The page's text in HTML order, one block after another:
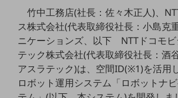
DXに関する課題を解決する
サービス・ソリューションをご紹介
カテゴリーで探す
カテゴリーで探すTOP
ネットワーク・モバイル
クラウド・データセンター
竹中工務店(社長：佐々木正人)、
ス株式会社(代表取締役社長：小島克
ニケーションズ、以下 NTTドコモビ
テック株式会社(代表取締役社長：酒
アスラテック)は、空間ID(※1)を活用
ロボット運用システム「ロボットナ